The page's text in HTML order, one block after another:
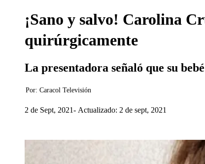
¡Sano y salvo! Carolina
quirúrgicamente
La presentadora señaló que su
Por: Caracol Televisión
2 de Sept, 2021 Actualizado: 2 de sept, 2021